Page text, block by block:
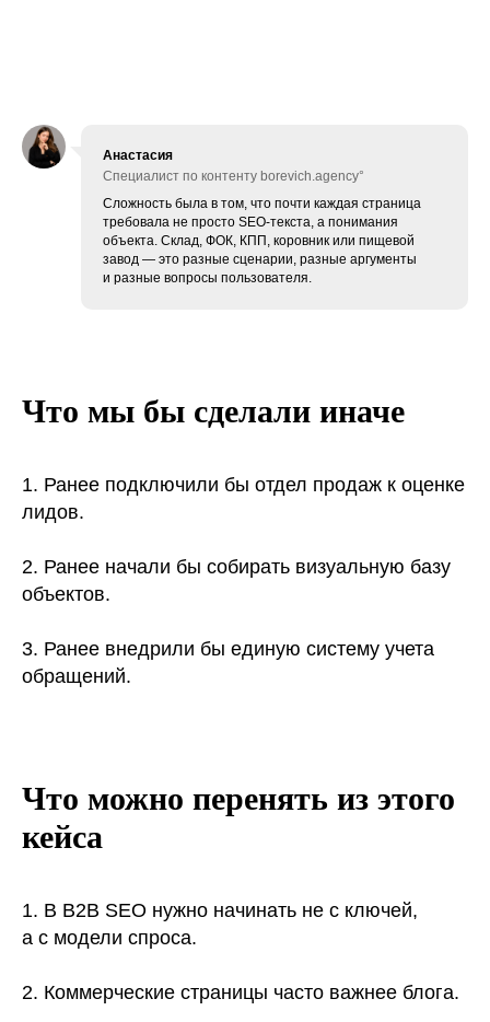
Анастасия
Специалист по контенту borevich.agency°
Сложность была в том, что почти каждая страница
требовала не просто SEO-текста, а понимания
объекта. Склад, ФОК, КПП, коровник или пищевой
завод — это разные сценарии, разные аргументы
и разные вопросы пользователя.
Что мы бы сделали иначе
1. Ранее подключили бы отдел продаж к оценке
лидов.
2. Ранее начали бы собирать визуальную базу
объектов.
3. Ранее внедрили бы единую систему учета
обращений.
Что можно перенять из этого
кейса
1. В B2B SEO нужно начинать не с ключей,
а с модели спроса.
2. Коммерческие страницы часто важнее блога.